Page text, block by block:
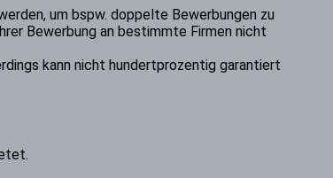
um bspw. doppelte Bewerbungen zu
Bewerbung an bestimmte Firmen nicht
kann nicht hundertprozentig garantiert